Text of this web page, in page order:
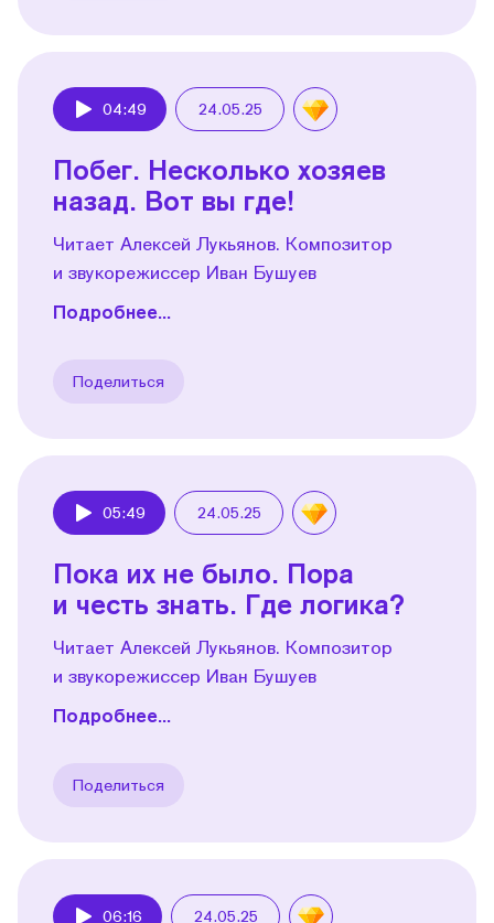
04:49 24.05.25
Побег. Несколько хозяев
назад. Вот вы где!
Читает Алексей Лукьянов. Композитор
и звукорежиссер Иван Бушуев
Подробнее...
Поделиться
05:49 24.05.25
Пока их не было. Пора
и честь знать. Где логика?
Читает Алексей Лукьянов. Композитор
и звукорежиссер Иван Бушуев
Подробнее...
Поделиться
06:16 24.05.25